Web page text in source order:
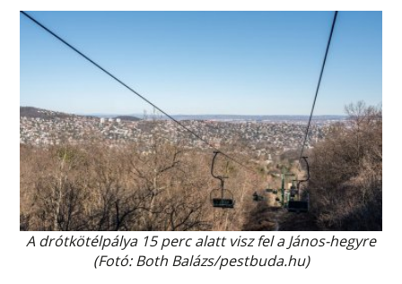
A drótkötélpálya 15 perc alatt visz fel a János-hegyre
(Fotó: Both Balázs/pestbuda.hu)